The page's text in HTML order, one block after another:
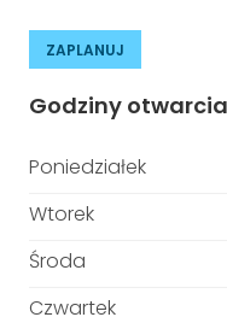
ZAPLANUJ
Godziny otwarcia
Poniedziałek
Wtorek
Środa
Czwartek